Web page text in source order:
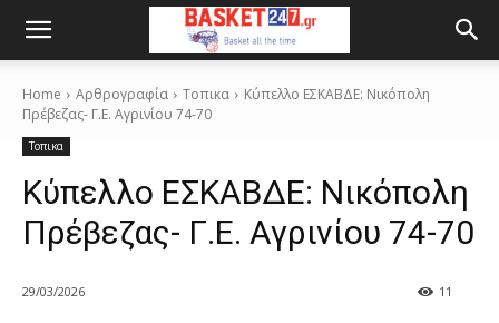
Home Αρθρογραφία Τοπικα
Κύπελλο ΕΣΚΑΒΔΕ: Νικόπολη
Πρέβεζας- Γ.Ε. Αγρινίου 74-70
Τοπικα
Κύπελλο ΕΣΚΑΒΔΕ: Νικόπολη
Πρέβεζας- Γ.Ε. Αγρινίου 74-70
29/03/2026 11